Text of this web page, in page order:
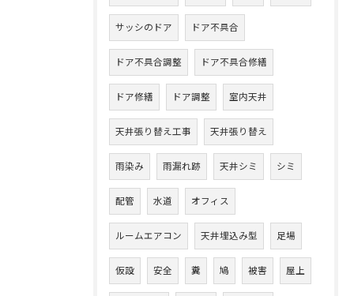
サッシのドア ドア不具合
ドア不具合調整 ドア不具合修繕
ドア修繕 ドア調整 室内天井
天井張り替え工事 天井張り替え
雨染み 雨漏れ跡 天井シミ シミ
配管 水道 オフィス
ルームエアコン 天井埋込み型 足場
仮設 安全 糞 鳩 被害 屋上